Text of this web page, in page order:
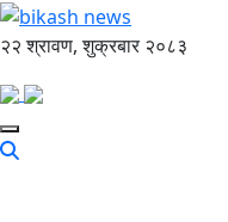
२२ श्रावण, शुक्रबार २०८३